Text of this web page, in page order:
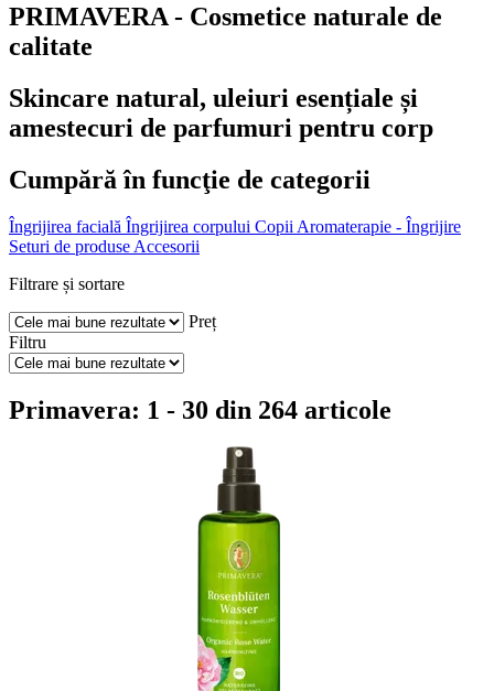
PRIMAVERA - Cosmetice naturale de
calitate
Skincare natural, uleiuri esențiale și
amestecuri de parfumuri pentru corp
Cumpără în funcţie de categorii
Îngrijirea facială Îngrijirea corpului Copii Aromaterapie - Îngrijire
Seturi de produse Accesorii
Filtrare și sortare
Preț
Filtru
Primavera: 1 - 30 din 264 articole